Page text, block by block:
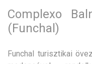
Complexo
(Funchal)
Funchal turisztikai